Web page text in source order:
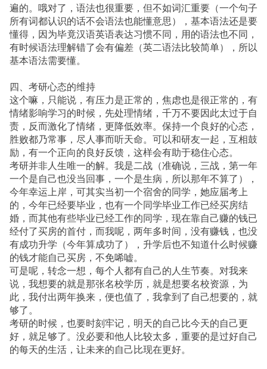
遍的。哦对了，语法也很重要，但不如词汇重要（一个句子
所有词都认识的话不会语法也能懂意思），基本语法还是要
懂得，因为毕竟汉语英语表达习惯不同，用的语法也不同，
有时候语法理解错了会有偏差（英二语法比较简单），所以
基本语法需要懂。
四、考研心态的维持
这个嘛，只能说，有压力是正常的，焦虑也是很正常的，有
情绪影响学习的时候，先处理情绪，千万不要因此太过于自
责，反而激化了情绪，更降低效率。保持一个良好的心态，
胜败都乃常事，尽人事而听天命。可以和研友一起，互相鼓
励，有一个正向的良好反馈，这样会有助于稳住心态。
考研并非人生唯一的解。我是二战（准确说，三战，第一年
一个是自己也没当回事，一个是生病，所以那年不算了），
今年幸运上岸，可其实当初一个宿舍的同学，她应届考上
的，今年已经要毕业，也有一个同学毕业工作已经买房结
婚，而其他有些毕业已经工作的同学，现在靠自己赚的钱已
经付了买房的首付，而我呢，两年多时间，没有赚钱，也没
有成功升学（今年算成功了），升学后也不知道什么时候赚
的钱才能自己买房，不免唏嘘。
可是呢，转念一想，每个人都有自己的人生节奏。对我来
说，我想要的就是那张名校学历，就是想要名校资源，为
此，我付出两年换来，便也值了，我拿到了自己想要的，就
够了。
考研的时候，也要时刻牢记，明天的自己比今天的自己更
好，就足够了。没必要和他人比较太多，重要的是过好自己
的每天的生活，让未来的自己比现在更好。